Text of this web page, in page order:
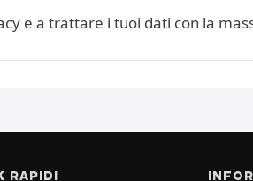
e a trattare i tuoi dati con la
RAPIDI